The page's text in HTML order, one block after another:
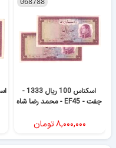
068788
اسکناس 100 ریال 1333 -
جفت - EF45 - محمد رضا شاه
۸,۰۰۰,۰۰۰تومان